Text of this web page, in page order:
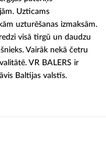
Uzticams
uzturēšanas izmaksām.
visā tirgū un daudzu
Vairāk nekā četru
VR BALERS ir
Baltijas valstīs.